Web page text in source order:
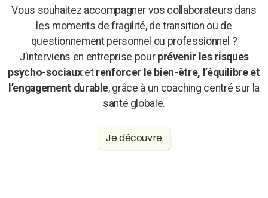
Vous souhaitez accompagner vos collaborateurs dans
les moments de fragilité, de transition ou de
questionnement personnel ou professionnel ?
J’interviens en entreprise pour prévenir les risques
psycho-sociauxetrenforcer le bien-être, l’équilibre et
l’engagement durable, grâce à un coaching centré sur la
santé globale.
Je découvre